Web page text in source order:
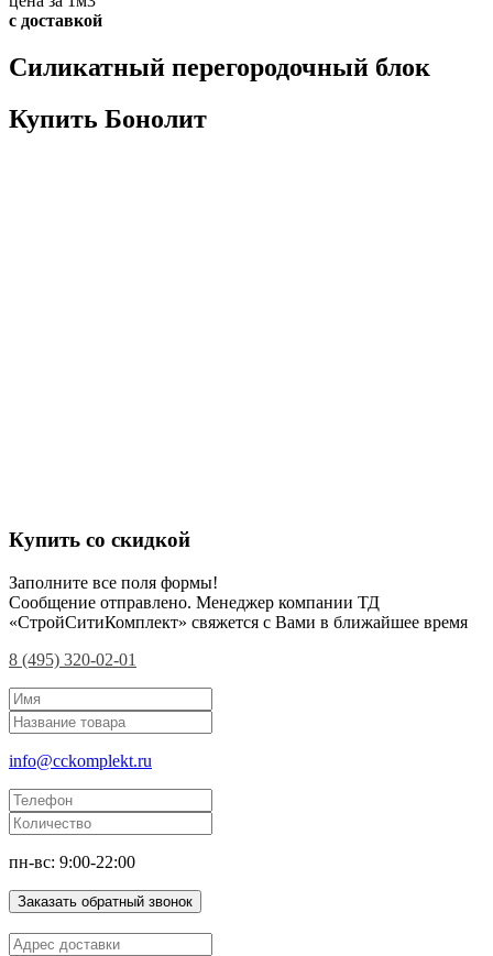
с доставкой
Силикатный перегородочный блок
Купить Бонолит
Купить со скидкой
Заполните все поля формы!
Сообщение отправлено. Менеджер компании ТД
«СтройСитиКомплект» свяжется с Вами в ближайшее время
8 (495) 320-02-01
info@cckomplekt.ru
пн-вс: 9:00-22:00
Заказать обратный звонок